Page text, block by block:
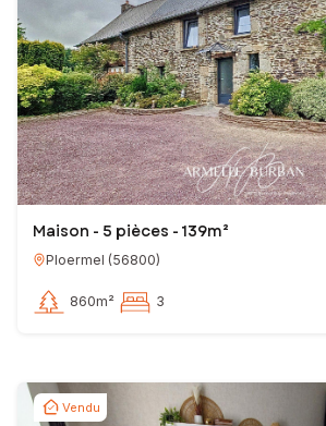
Maison - 5 pièces - 139m²
Ploermel (56800)
860m² 3
Vendu